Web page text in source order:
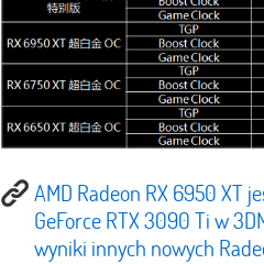
AMD Radeon RX 6950 XT
GeForce RTX 3090 Ti w
wyniki innych nowych